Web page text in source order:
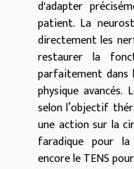
d'adapter
patient. La
directement les
restaurer la
parfaitement dans
physique
selon l’objectif
une action sur la
faradique pour
encore le TENS